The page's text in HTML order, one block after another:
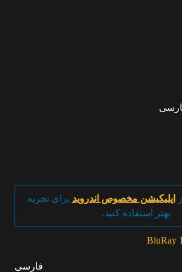
اپلیکیشن مخصوص اندروید برای تجربه
بهتر استفاده کنید.
BluRay
فارسی